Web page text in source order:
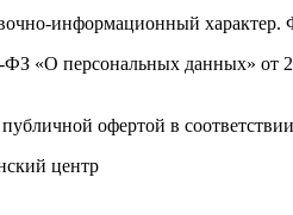
информационный характер.
«О персональных данных» от
офертой в
центр